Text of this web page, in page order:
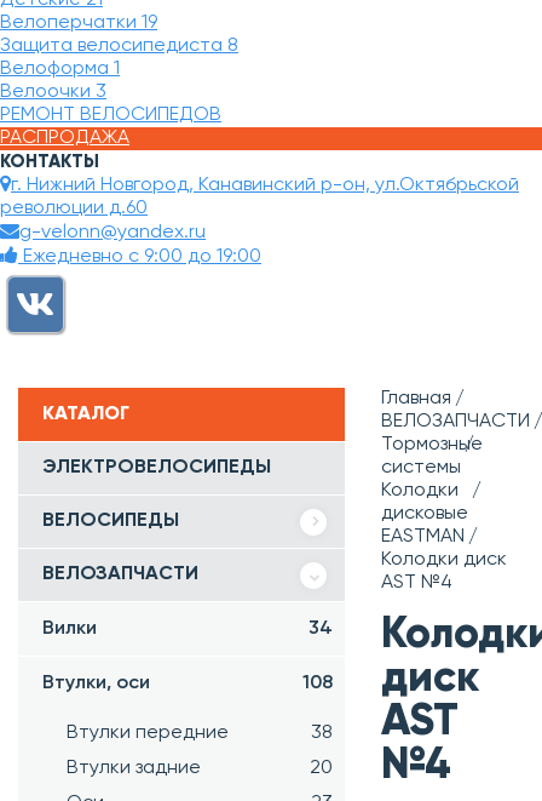
Велоперчатки 19
Защита велосипедиста 8
Велоформа 1
Велоочки 3
РЕМОНТ ВЕЛОСИПЕДОВ
РАСПРОДАЖА
КОНТАКТЫ
г. Нижний Новгород, Канавинский р-он, ул.Октябрьской
революции д.60
g-velonn@yandex.ru
Ежедневно с 9:00 до 19:00
КАТАЛОГ
ЭЛЕКТРОВЕЛОСИПЕДЫ
ВЕЛОСИПЕДЫ
ВЕЛОЗАПЧАСТИ
Вилки 34
Втулки, оси 108
Втулки передние
38
Втулки задние
20
Главная
ВЕЛОЗАПЧАСТИ
Тормозные
системы
Колодки
дисковые
EASTMAN
Колодки диск
AST №4
диск
AST
№4